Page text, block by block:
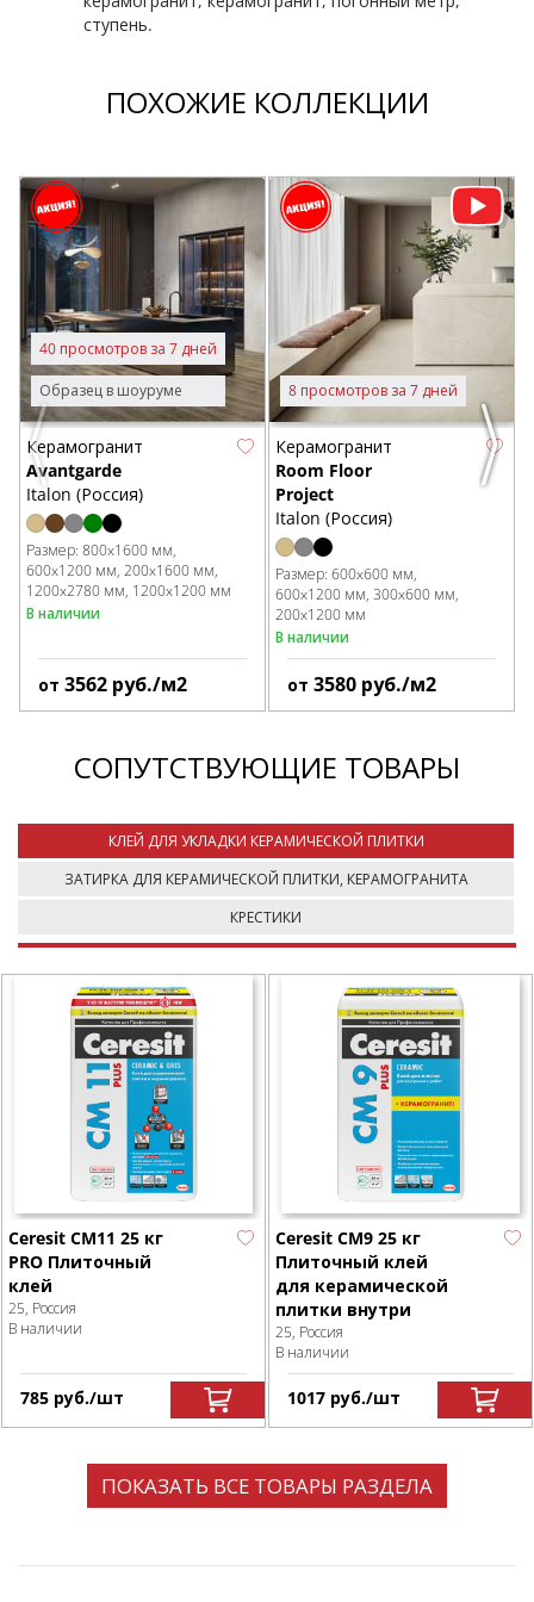
ступень.
ПОХОЖИЕ КОЛЛЕКЦИИ
Previous
Образец в шоуруме
40 просмотров за 7 дней
Керамогранит
Avantgarde
Italon (Россия)
Размер: 800x1600 мм
600x1200 мм 200x1600 мм
1200x2780 мм 1200x1200 мм
В наличии
от 3562 руб./м2
8 просмотров за 7 дней
Керамогранит
Room Floor
Project
Italon (Россия)
Размер: 600x600 мм
600x1200 мм 300x600 мм
200x1200 мм
В наличии
от 3580 руб./м2
Next
СОПУТСТВУЮЩИЕ ТОВАРЫ
КЛЕЙ ДЛЯ УКЛАДКИ КЕРАМИЧЕСКОЙ ПЛИТКИ
ЗАТИРКА ДЛЯ КЕРАМИЧЕСКОЙ ПЛИТКИ, КЕРАМОГРАНИТА
КРЕСТИКИ
Ceresit CM11 25 кг
PRO Плиточный
клей
25, Россия
В наличии
785 руб./шт
Ceresit CM9 25 кг
Плиточный клей
для керамической
плитки внутри
25, Россия
В наличии
1017 руб./шт
ПОКАЗАТЬ ВСЕ ТОВАРЫ РАЗДЕЛА